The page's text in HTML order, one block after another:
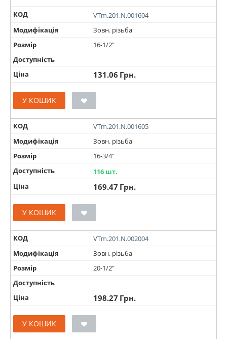
КОД
VTm.201.N.001604
Модифікація
Зовн. різьба
Розмір
16-1/2"
Доступність
Ціна
131.06 Грн.
У КОШИК
КОД
VTm.201.N.001605
Модифікація
Зовн. різьба
Розмір
16-3/4"
Доступність
116 шт.
Ціна
169.47 Грн.
У КОШИК
КОД
VTm.201.N.002004
Модифікація
Зовн. різьба
Розмір
20-1/2"
Доступність
Ціна
198.27 Грн.
У КОШИК